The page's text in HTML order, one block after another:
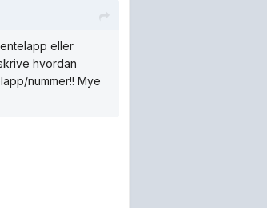
eller
hvordan
nummer!! Mye